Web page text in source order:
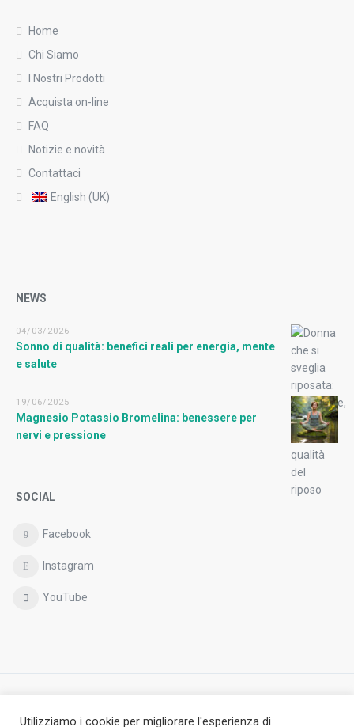
Home
Chi Siamo
I Nostri Prodotti
Acquista on-line
FAQ
Notizie e novità
Contattaci
English (UK)
NEWS
04/03/2026
Sonno di qualità: benefici reali per energia, mente
e salute
19/06/2025
Magnesio Potassio Bromelina: benessere per
nervi e pressione
SOCIAL
Facebook
Instagram
YouTube
Utilizziamo i cookie per migliorare l'esperienza di